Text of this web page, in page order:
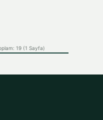
19 (1 Sayfa)